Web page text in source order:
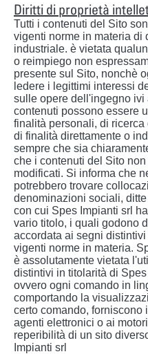
Diritti di proprietà
Tutti i contenuti del Sito
vigenti norme in materia di
industriale. è vietata
o reimpiego non
presente sul Sito, nonchè
ledere i legittimi interessi
sulle opere dell'ingegno
contenuti possono essere
finalità personali, di
di finalità direttamente o
sempre che sia
che i contenuti del Sito
modificati. Si informa che
potrebbero trovare
denominazioni sociali,
con cui Spes Impianti srl
vario titolo, i quali godono
accordata ai segni
vigenti norme in materia.
è assolutamente vietata
distintivi in titolarità di
ovvero ogni comando in
comportando la
certo comando, forniscono
agenti elettronici o ai
reperibilità di un sito
Impianti srl